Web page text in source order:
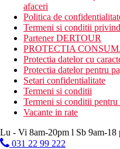
Activitati gratuite
volei pe plaja
fitness
darts
jocuri de carti
sah
table
sauna
programe de
Activitati contra cost
masaje
sauna
bai turcesti
afaceri
Politica de
Termeni si conditii
Partener DERTOUR
PROTECTIA
Protectia datelor cu
Protectia datelor pentru
Setari confidentialitate
Termeni si conditii
Termeni si conditii
Vacante in rate
Lu - Vi 8am-20pm l Sb 9am-18
031 22 99 222